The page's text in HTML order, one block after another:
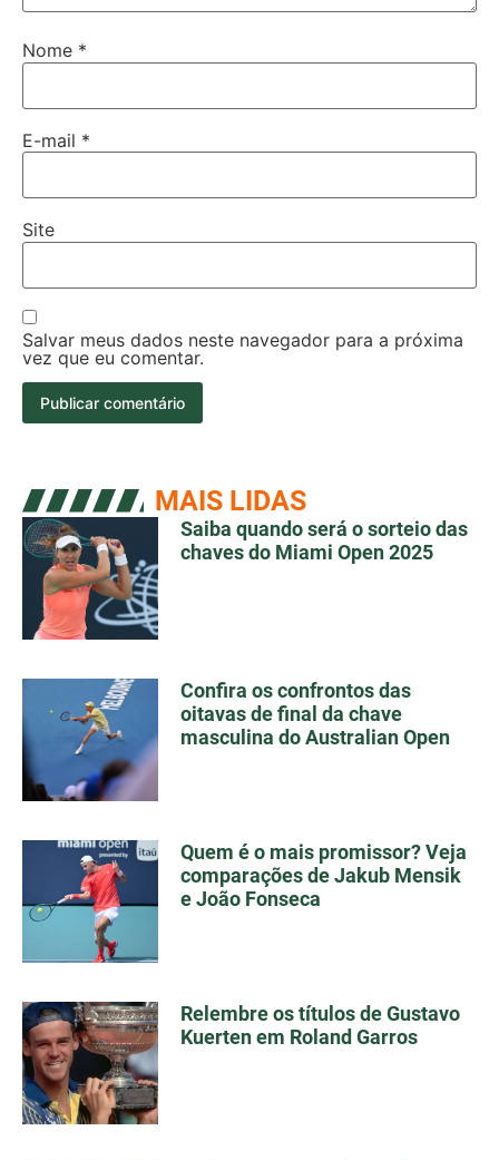
Nome *
E-mail *
Site
Salvar meus dados neste navegador para a próxima
vez que eu comentar.
MAIS LIDAS
Saiba quando será o sorteio das
chaves do Miami Open 2025
Confira os confrontos das
oitavas de final da chave
masculina do Australian Open
Quem é o mais promissor? Veja
comparações de Jakub Mensik
e João Fonseca
Relembre os títulos de Gustavo
Kuerten em Roland Garros